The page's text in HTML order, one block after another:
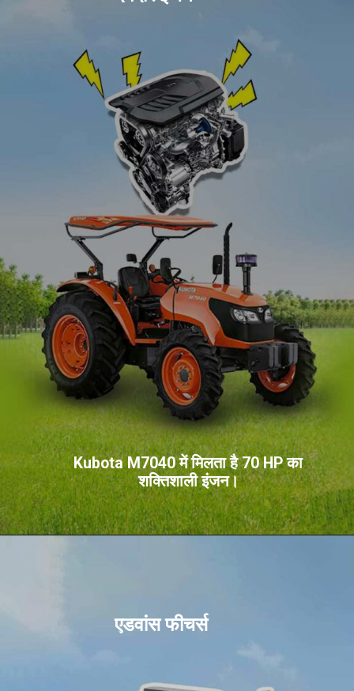
Kubota M7040 में मिलता है 70 HP का
शक्तिशाली इंजन।
एडवांस फीचर्स